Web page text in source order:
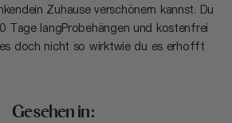
Zuhause verschönern kannst. Du
Tage langProbehängen und kostenfrei
doch nicht so wirktwie du es erhofft
Gesehen in: